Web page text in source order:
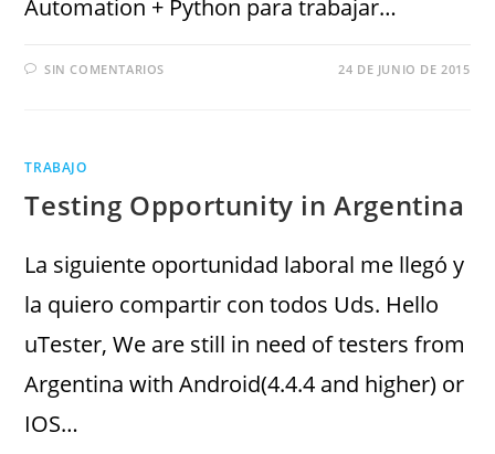
Automation + Python para trabajar…
SIN COMENTARIOS 24 DE JUNIO DE 2015
TRABAJO
Testing Opportunity in Argentina
La siguiente oportunidad laboral me llegó y
la quiero compartir con todos Uds. Hello
uTester, We are still in need of testers from
Argentina with Android(4.4.4 and higher) or
IOS…